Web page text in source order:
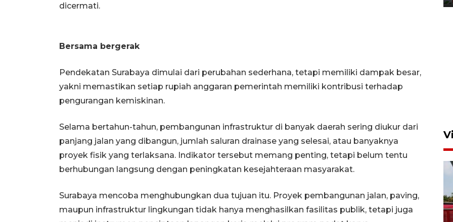
dicermati.
Bersama bergerak
Pendekatan Surabaya dimulai dari perubahan sederhana, tetapi memiliki dampak besar,
yakni memastikan setiap rupiah anggaran pemerintah memiliki kontribusi terhadap
pengurangan kemiskinan.
Selama bertahun-tahun, pembangunan infrastruktur di banyak daerah sering diukur dari
panjang jalan yang dibangun, jumlah saluran drainase yang selesai, atau banyaknya
proyek fisik yang terlaksana. Indikator tersebut memang penting, tetapi belum tentu
berhubungan langsung dengan peningkatan kesejahteraan masyarakat.
Surabaya mencoba menghubungkan dua tujuan itu. Proyek pembangunan jalan, paving,
maupun infrastruktur lingkungan tidak hanya menghasilkan fasilitas publik, tetapi juga